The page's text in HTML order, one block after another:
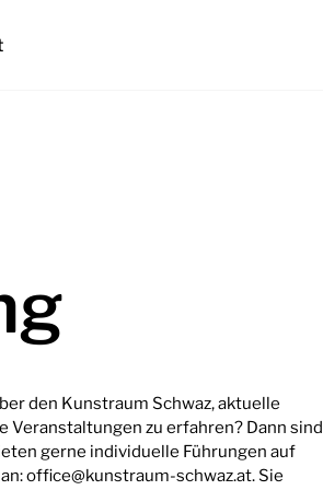
den Kunstraum Schwaz, aktuelle
Veranstaltungen zu erfahren? Dann sind
gerne individuelle Führungen auf
office@kunstraum-schwaz.at. Sie